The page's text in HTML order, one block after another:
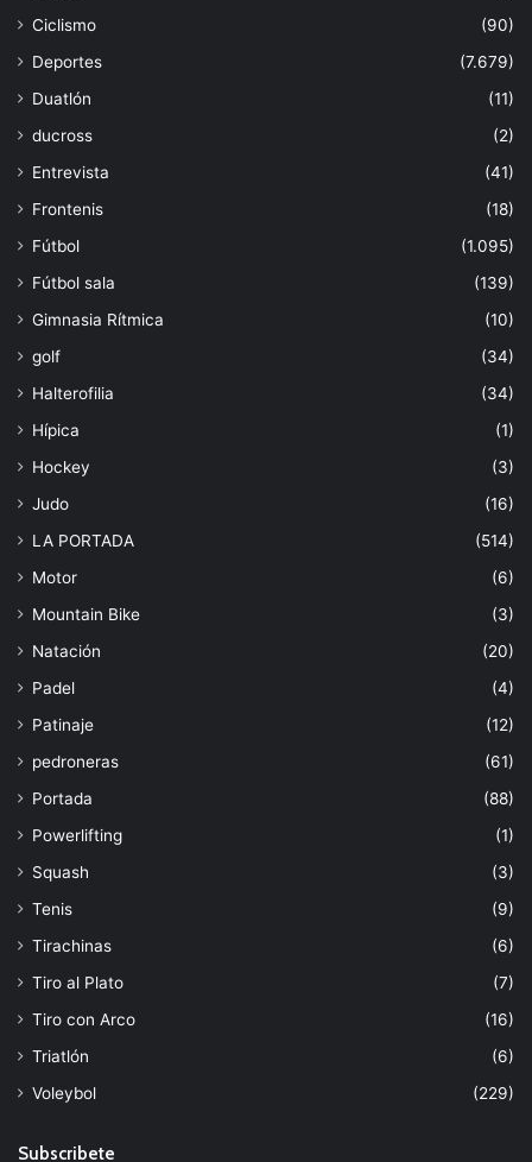
Ciclismo
(90)
Deportes
(7.679)
Duatlón
(11)
ducross
(2)
Entrevista
(41)
Frontenis
(18)
Fútbol
(1.095)
Fútbol sala
(139)
Gimnasia Rítmica
(10)
golf
(34)
Halterofilia
(34)
Hípica
(1)
Hockey
(3)
Judo
(16)
LA PORTADA
(514)
Motor
(6)
Mountain Bike
(3)
Natación
(20)
Padel
(4)
Patinaje
(12)
pedroneras
(61)
Portada
(88)
Powerlifting
(1)
Squash
(3)
Tenis
(9)
Tirachinas
(6)
Tiro al Plato
(7)
Tiro con Arco
(16)
Triatlón
(6)
Voleybol
(229)
Subscribete